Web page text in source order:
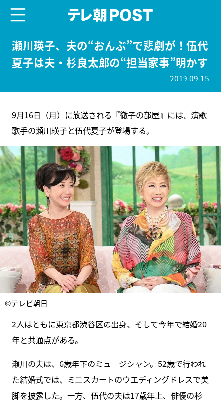
瀬川瑛子、夫の“おんぶ”で悲劇が！伍代
夏子は夫・杉良太郎の“担当家事”明かす
2019.09.15
9月16日（月）に放送される『徹子の部屋』には、演歌
歌手の瀬川瑛子と伍代夏子が登場する。
©テレビ朝日
2人はともに東京都渋谷区の出身、そして今年で結婚20
年と共通点がある。
瀬川の夫は、6歳年下のミュージシャン。52歳で行われ
た結婚式では、ミニスカートのウエディングドレスで美
脚を披露した。一方、伍代の夫は17歳年上、俳優の杉